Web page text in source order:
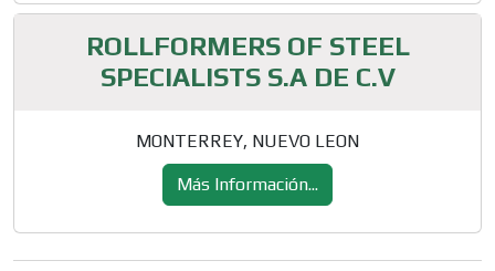
ROLLFORMERS OF STEEL
SPECIALISTS S.A DE C.V
MONTERREY, NUEVO LEON
Más Información...